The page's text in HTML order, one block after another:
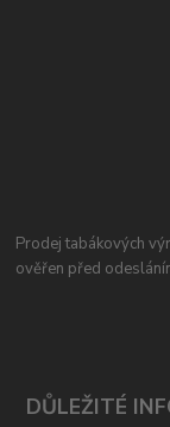
Prodej tabákových
ověřen před
DŮLEŽITÉ